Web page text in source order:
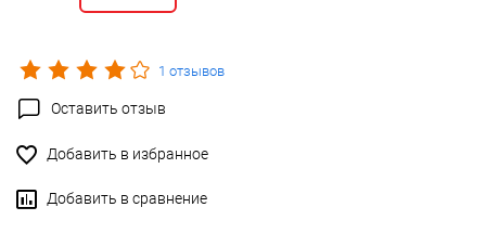
1 отзывов
Оставить отзыв
Добавить в избранное
Добавить в сравнение